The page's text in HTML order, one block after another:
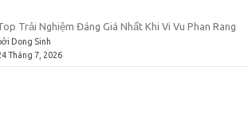
Trải Nghiệm Đáng Giá Nhất Khi Vi Vu Phan Rang
Dong Sinh
Tháng 7, 2026